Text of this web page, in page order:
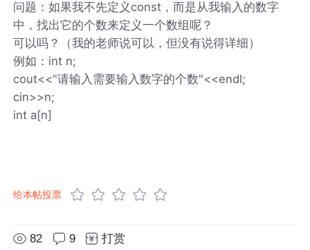
问题：如果我不先定义const，而是从我输入的数字
中，找出它的个数来定义一个数组呢？
可以吗？（我的老师说可以，但没有说得详细）
例如：int n;
cout<<"请输入需要输入数字的个数"<<endl;
cin>>n;
int a[n]
给本帖投票
82 9 打赏